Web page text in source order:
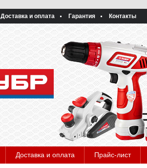
Доставка и оплата Гарантия Контакты
Доставка и оплата Прайс-лист